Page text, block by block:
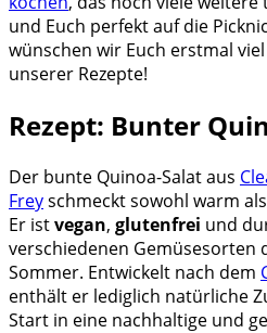
und Euch perfekt auf die
wünschen wir Euch erstmal
unserer Rezepte!
Rezept: Bunter
Der bunte Quinoa-Salat aus
Freyschmeckt sowohl warm
Er istvegan, glutenfrei und
verschiedenen Gemüsesorten
Sommer. Entwickelt nach dem
enthält er lediglich natürliche
Start in eine nachhaltige und